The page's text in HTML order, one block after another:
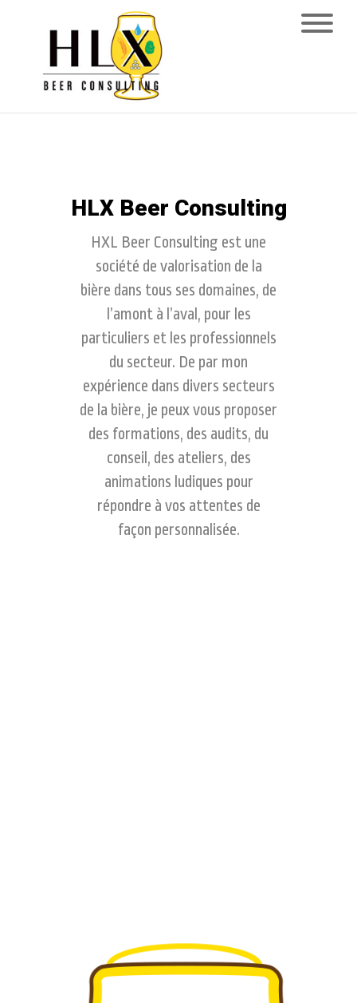
HLX Beer Consulting
HXL Beer Consulting est une
société de valorisation de la
bière dans tous ses domaines, de
l’amont à l’aval, pour les
particuliers et les professionnels
du secteur. De par mon
expérience dans divers secteurs
de la bière, je peux vous proposer
des formations, des audits, du
conseil, des ateliers, des
animations ludiques pour
répondre à vos attentes de
façon personnalisée.